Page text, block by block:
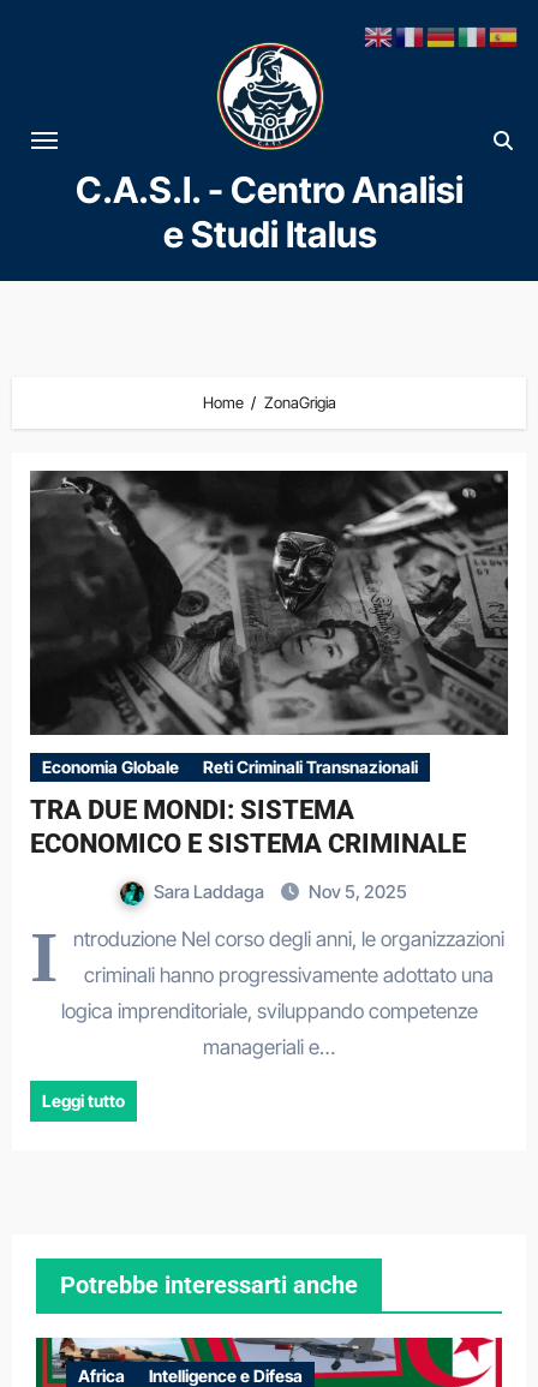
al
contenuto
C.A.S.I. - Centro Analisi
e Studi Italus
Home ZonaGrigia
Economia Globale Reti Criminali Transnazionali
TRA DUE MONDI: SISTEMA
ECONOMICO E SISTEMA CRIMINALE
Sara Laddaga Nov 5, 2025
I
ntroduzione Nel corso degli anni, le organizzazioni
criminali hanno progressivamente adottato una
logica imprenditoriale, sviluppando competenze
manageriali e…
Leggi tutto
Potrebbe interessarti anche
Africa Intelligence e Difesa